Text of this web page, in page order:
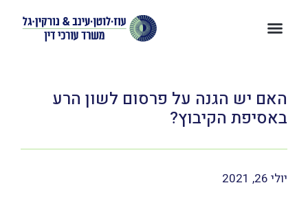
האם יש הגנה על פרסום לשון הרע
באסיפת הקיבוץ?
יולי 26, 2021